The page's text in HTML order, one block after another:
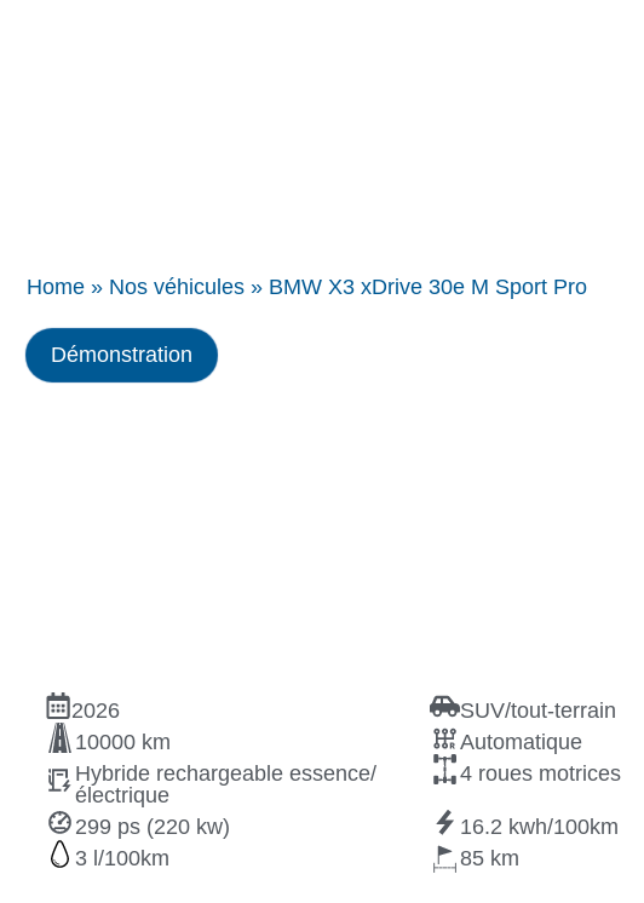
Home » Nos véhicules » BMW X3 xDrive 30e M Sport Pro
Démonstration
2026
SUV/tout-terrain
10000 km
Automatique
Hybride rechargeable essence/
électrique
4 roues motrices
299 ps (220 kw)
16.2
3
85